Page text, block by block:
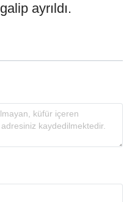
ayrıldı.